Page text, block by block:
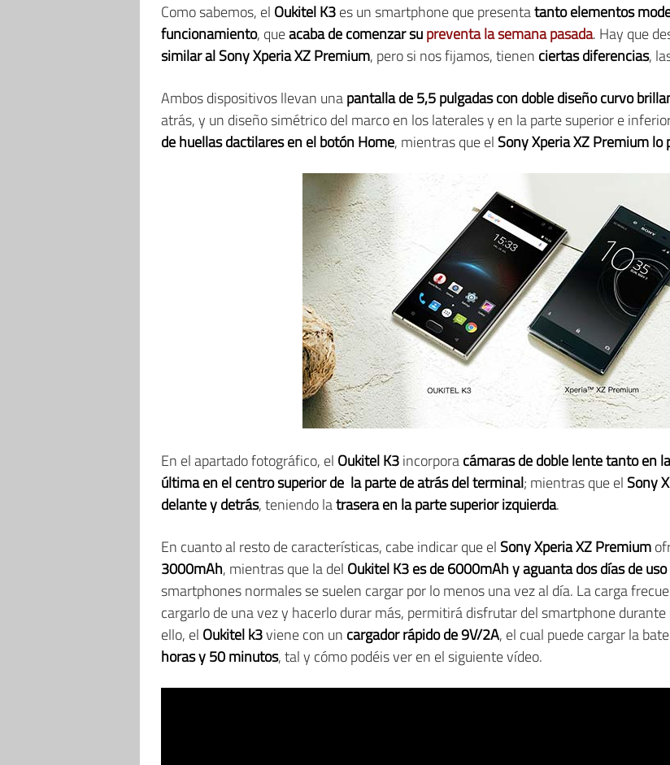
Como sabemos, el Oukitel K3es un smartphone que presentatanto elementos
funcionamiento, queacaba de comenzar supreventa la semana pasada. Hay que
similar al Sony Xperia XZ Premium, pero si nos fijamos, tienen ciertas diferencias,
Ambos dispositivos llevan unapantalla de 5,5 pulgadas con doble diseño curvo
atrás, y un diseño simétrico del marco en los laterales y en la parte superior e
de huellas dactilares en el botón Home, mientras que el Sony Xperia XZ Premium
En el apartado fotográfico, el Oukitel K3incorporacámaras de doble lente tanto en
última en el centro superior de la parte de atrás del terminal; mientras que el Sony
delante y detrás, teniendo latrasera en la parte superior izquierda.
En cuanto al resto de características, cabe indicar que el Sony Xperia XZ Premium
3000mAh, mientras que la del Oukitel K3 es de 6000mAh y aguanta dos días de
smartphones normales se suelen cargar por lo menos una vez al día. La carga
cargarlo de una vez y hacerlo durar más, permitirá disfrutar del smartphone
ello, el Oukitel k3viene con un cargador rápido de 9V/2A, el cual puede cargar la
horas y 50 minutos, tal y cómo podéis ver en el siguiente vídeo.